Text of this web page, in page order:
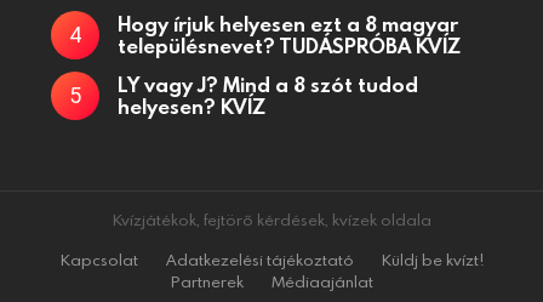
Hogy írjuk helyesen ezt a 8 magyar
településnevet? TUDÁSPRÓBA KVÍZ
LY vagy J? Mind a 8 szót tudod
helyesen? KVÍZ
Kvízjátékok, fejtörő kérdések, kvízek oldala
Kapcsolat
Adatkezelési tájékoztató
Küldj be kvízt!
Partnerek
Médiaajánlat